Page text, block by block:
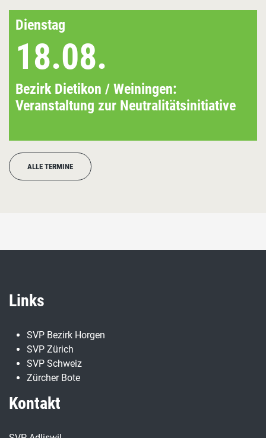
Dienstag
18.08.
Bezirk Dietikon / Weiningen:
Veranstaltung zur Neutralitätsinitiative
ALLE TERMINE
Links
SVP Bezirk Horgen
SVP Zürich
SVP Schweiz
Zürcher Bote
Kontakt